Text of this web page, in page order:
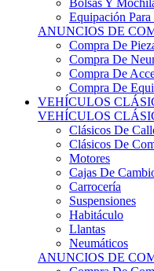
Bolsas Y
Equipación
ANUNCIOS DE
Compra De
Compra De
Compra De
Compra De
VEHÍCULOS
VEHÍCULOS
Clásicos De
Clásicos De
Motores
Cajas De
Carrocería
Suspensiones
Habitáculo
Llantas
Neumáticos
ANUNCIOS DE